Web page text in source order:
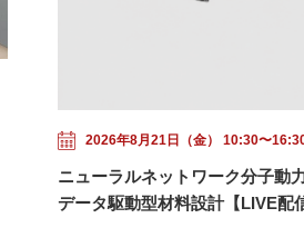
2026年8月21日（金） 10:30〜
ニューラルネットワーク分子動
データ駆動型材料設計【LIVE配